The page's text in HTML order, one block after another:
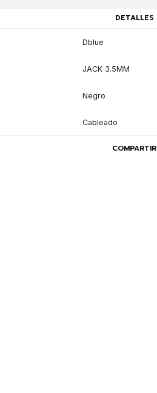
DETALLES
Dblue
JACK 3.5MM
Negro
Cableado
COMPARTIR